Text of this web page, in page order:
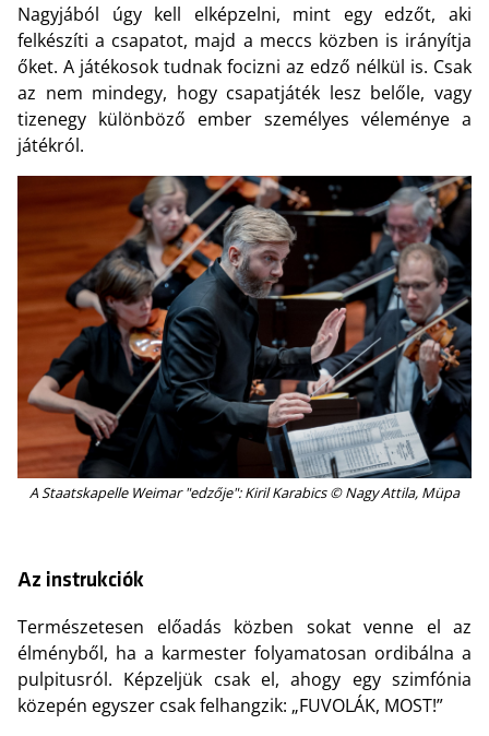
Nagyjából úgy kell elképzelni, mint egy edzőt, aki
felkészíti a csapatot, majd a meccs közben is irányítja
őket. A játékosok tudnak focizni az edző nélkül is. Csak
az nem mindegy, hogy csapatjáték lesz belőle, vagy
tizenegy különböző ember személyes véleménye a
játékról.
A Staatskapelle Weimar "edzője": Kiril Karabics © Nagy Attila, Müpa
Az instrukciók
Természetesen előadás közben sokat venne el az
élményből, ha a karmester folyamatosan ordibálna a
pulpitusról. Képzeljük csak el, ahogy egy szimfónia
közepén egyszer csak felhangzik: „FUVOLÁK, MOST!”